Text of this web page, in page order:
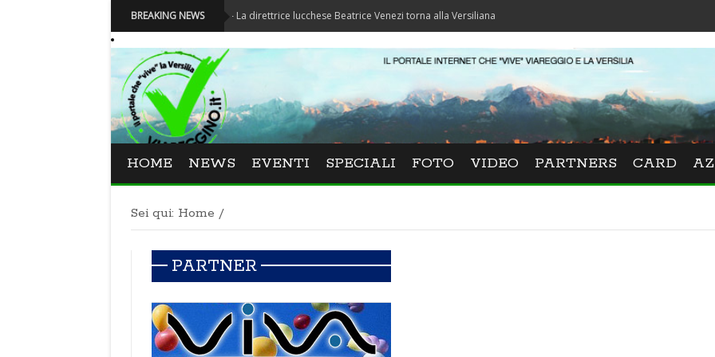
BREAKING NEWS
Festival La Versiliana - La direttrice lucchese Beatrice Venezi torna alla Versiliana
HOME NEWS EVENTI SPECIALI FOTO VIDEO PARTNERS CARD
Sei qui: Home /
PARTNER